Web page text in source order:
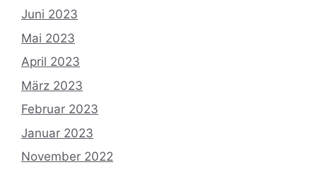
Juni 2023
Mai 2023
April 2023
März 2023
Februar 2023
Januar 2023
November 2022